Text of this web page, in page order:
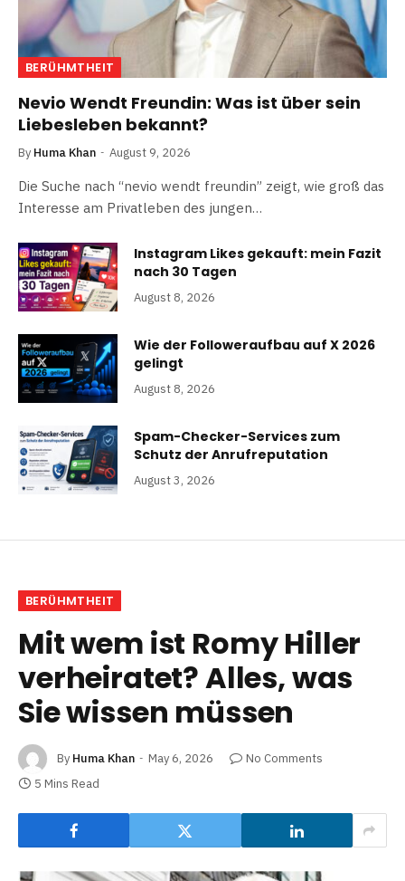
BERÜHMTHEIT
Nevio Wendt Freundin: Was ist über sein
Liebesleben bekannt?
By Huma Khan August 9, 2026
Die Suche nach “nevio wendt freundin” zeigt, wie groß das
Interesse am Privatleben des jungen…
Instagram Likes gekauft: mein Fazit
nach 30 Tagen
August 8, 2026
Wie der Followeraufbau auf X 2026
gelingt
August 8, 2026
Spam-Checker-Services zum
Schutz der Anrufreputation
August 3, 2026
BERÜHMTHEIT
Mit wem ist Romy Hiller
verheiratet? Alles, was
Sie wissen müssen
By Huma Khan May 6, 2026
No Comments
5 Mins Read